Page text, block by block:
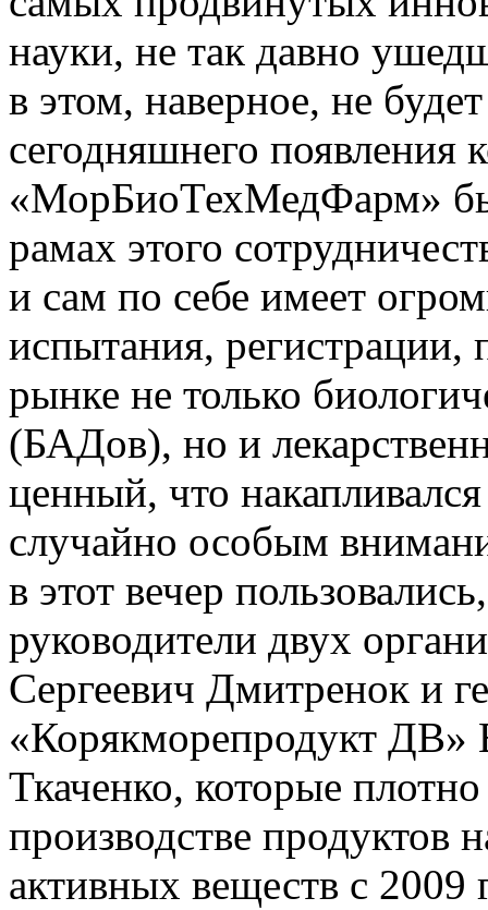
науки, не так давно
в этом, наверное, не
сегодняшнего появления
«МорБиоТехМедФарм»
рамах этого
и сам по себе имеет
испытания, регистрации,
рынке не только
(БАДов), но и
ценный, что
случайно особым
в этот вечер
руководители двух
Сергеевич Дмитренок и
«Корякморепродукт ДВ»
Ткаченко, которые
производстве продуктов
активных веществ с 2009